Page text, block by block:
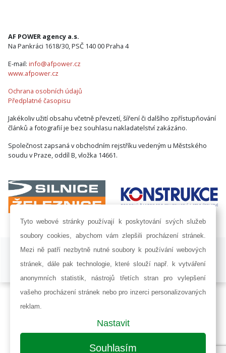
AF POWER agency a.s.
Na Pankráci 1618/30, PSČ 140 00 Praha 4
E-mail: info@afpower.cz
www.afpower.cz
Ochrana osobních údajů
Předplatné časopisu
Jakékoliv užití obsahu včetně převzetí, šíření či dalšího zpřístupňování
článků a fotografií je bez souhlasu nakladatelství zakázáno.
Společnost zapsaná v obchodním rejstříku vedeným u Městského
soudu v Praze, oddíl B, vložka 14661.
ISSN 1802-8535 © 2009 - 2026 AF POWER agency a.s. |
Nastavení
Developed by:
Railsformers s.r.o.
Tyto webové stránky používají k poskytování svých služeb
soubory cookies, abychom vám zlepšili procházení stránek.
Mezi ně patří nezbytně nutné soubory k používání webových
stránek, dále pak technologie, které slouží např. k vytváření
anonymních statistik, nástrojů třetích stran pro vylepšení
vašeho procházení stránek nebo pro inzerci personalizovaných
reklam.
Nastavit
Souhlasím